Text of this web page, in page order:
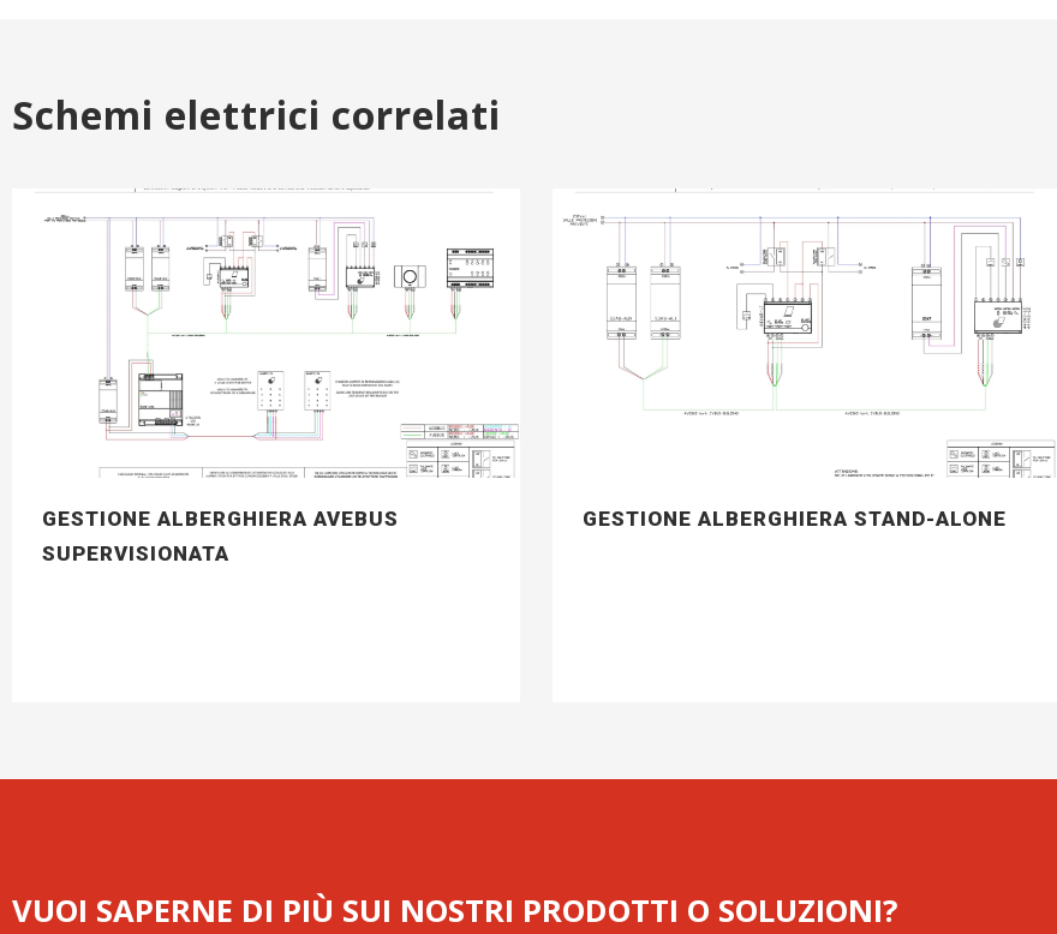
Schemi elettrici correlati
GESTIONE ALBERGHIERA AVEBUS
SUPERVISIONATA
GESTIONE ALBERGHIERA STAND-ALONE
VUOI SAPERNE DI PIÙ SUI NOSTRI PRODOTTI O SOLUZIONI?